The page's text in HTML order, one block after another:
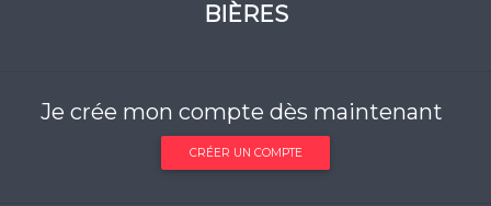
BIÈRES
Je crée mon compte dès maintenant
CRÉER UN COMPTE